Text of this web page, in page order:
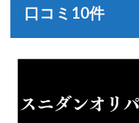
口コミ10件